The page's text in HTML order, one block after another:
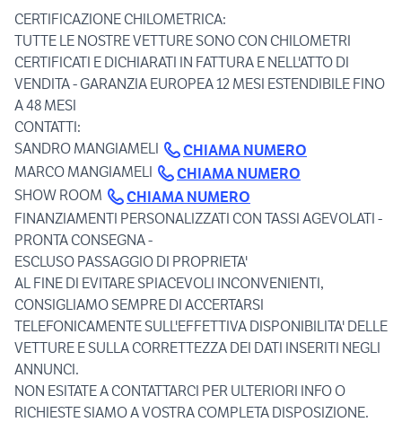
CERTIFICAZIONE CHILOMETRICA:
TUTTE LE NOSTRE VETTURE SONO CON CHILOMETRI
CERTIFICATI E DICHIARATI IN FATTURA E NELL'ATTO DI
VENDITA - GARANZIA EUROPEA 12 MESI ESTENDIBILE FINO
A 48 MESI
CONTATTI:
SANDRO MANGIAMELI
CHIAMA NUMERO
MARCO MANGIAMELI
CHIAMA NUMERO
SHOW ROOM
CHIAMA NUMERO
FINANZIAMENTI PERSONALIZZATI CON TASSI AGEVOLATI -
PRONTA CONSEGNA -
ESCLUSO PASSAGGIO DI PROPRIETA'
AL FINE DI EVITARE SPIACEVOLI INCONVENIENTI,
CONSIGLIAMO SEMPRE DI ACCERTARSI
TELEFONICAMENTE SULL'EFFETTIVA DISPONIBILITA' DELLE
VETTURE E SULLA CORRETTEZZA DEI DATI INSERITI NEGLI
ANNUNCI.
NON ESITATE A CONTATTARCI PER ULTERIORI INFO O
RICHIESTE SIAMO A VOSTRA COMPLETA DISPOSIZIONE.